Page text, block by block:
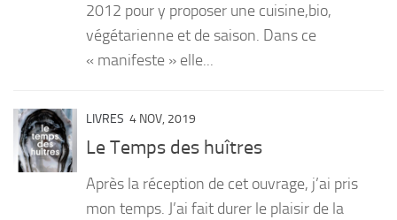
2012 pour y proposer une cuisine,bio,
végétarienne et de saison. Dans ce
« manifeste » elle...
LIVRES 4 NOV, 2019
Le Temps des huîtres
Après la réception de cet ouvrage, j’ai pris
mon temps. J’ai fait durer le plaisir de la